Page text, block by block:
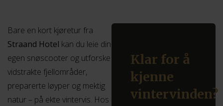
Bare en kort kjøretur fra
Straand Hotel kan du leie din
egen snøscooter og utforske
vidstrakte fjellområder,
preparerte løyper og mektig
natur – på ekte vintervis. Hos
Klar for å
kjenne
vintervinden?